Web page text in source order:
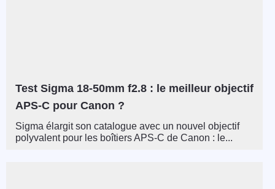
Test Sigma 18-50mm f2.8 : le meilleur objectif
APS-C pour Canon ?
Sigma élargit son catalogue avec un nouvel objectif
polyvalent pour les boîtiers APS-C de Canon : le...